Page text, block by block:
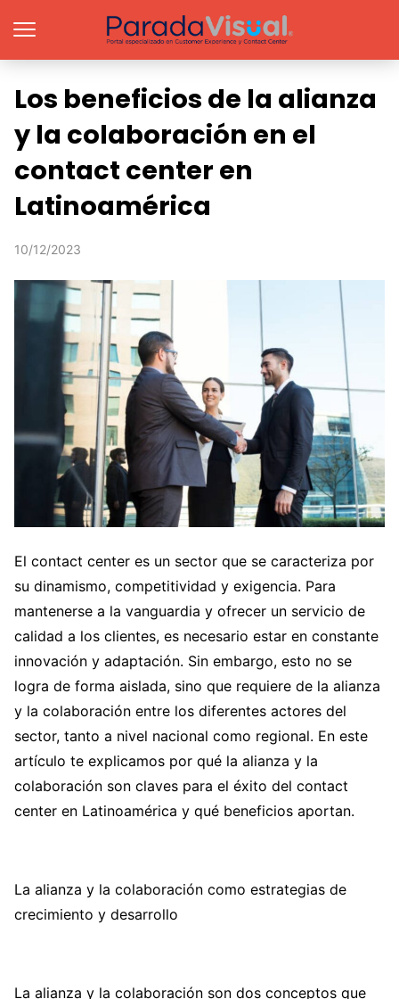
Los beneficios de la alianza
y la colaboración en el
contact center en
Latinoamérica
10/12/2023
El contact center es un sector que se caracteriza por
su dinamismo, competitividad y exigencia. Para
mantenerse a la vanguardia y ofrecer un servicio de
calidad a los clientes, es necesario estar en constante
innovación y adaptación. Sin embargo, esto no se
logra de forma aislada, sino que requiere de la alianza
y la colaboración entre los diferentes actores del
sector, tanto a nivel nacional como regional. En este
artículo te explicamos por qué la alianza y la
colaboración son claves para el éxito del contact
center en Latinoamérica y qué beneficios aportan.
La alianza y la colaboración como estrategias de
crecimiento y desarrollo
La alianza y la colaboración son dos conceptos que